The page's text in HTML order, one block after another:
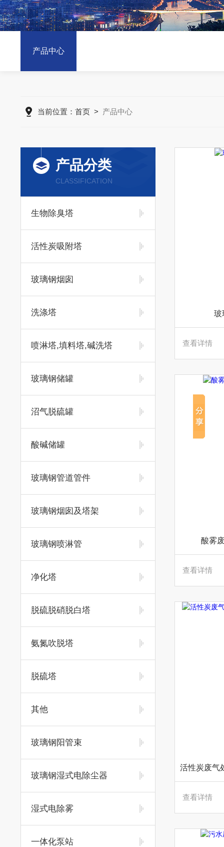
产品中心
当前位置： 首页> 产品中心
产品分类
CLASSIFICATION
生物除臭塔
活性炭吸附塔
玻璃钢烟囱
洗涤塔
喷淋塔,填料塔,碱洗塔
玻璃钢储罐
沼气脱硫罐
酸碱储罐
玻璃钢管道管件
玻璃钢烟囱及塔架
玻璃钢喷淋管
净化塔
脱硫脱硝脱白塔
氨氮吹脱塔
脱硫塔
其他
玻璃钢阳管束
玻璃钢湿式电除尘器
湿式电除雾
一体化泵站
玻
查看详情
酸雾
查看详情
查看详情